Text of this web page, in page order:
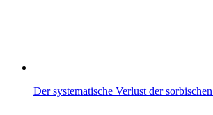
Der systematische Verlust der